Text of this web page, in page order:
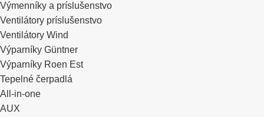
Výmenníky a príslušenstvo
Ventilátory príslušenstvo
Ventilátory Wind
Výparníky Güntner
Výparníky Roen Est
Tepelné čerpadlá
All-in-one
AUX